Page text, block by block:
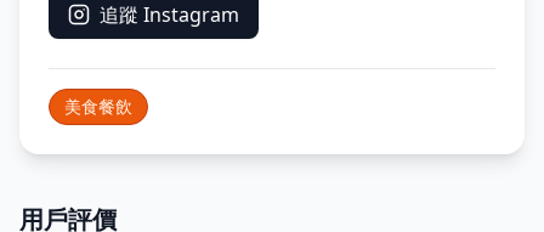
追蹤 Instagram
美食餐飲
用戶評價